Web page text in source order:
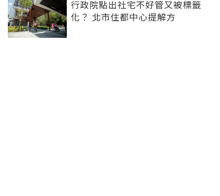
行政院點出社宅不好管又被標籤
化？ 北市住都中心提解方